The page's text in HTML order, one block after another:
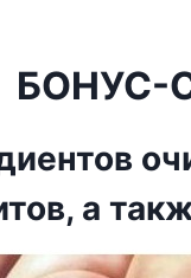
БОНУС-
а